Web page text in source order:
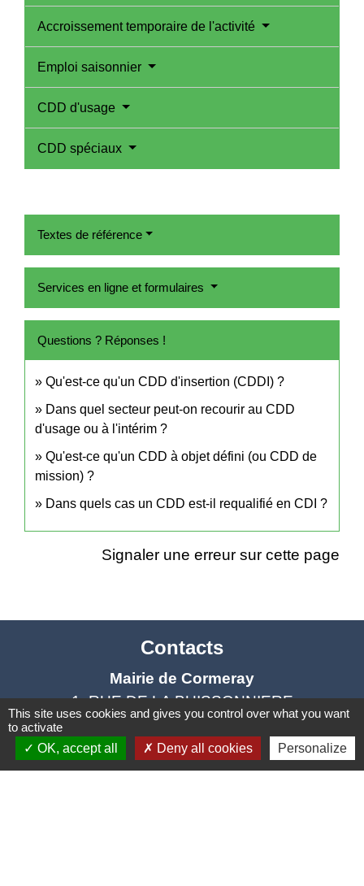
Accroissement temporaire de l'activité
Emploi saisonnier
CDD d'usage
CDD spéciaux
Textes de référence
Services en ligne et formulaires
Questions ? Réponses !
Qu'est-ce qu'un CDD d'insertion (CDDI) ?
Dans quel secteur peut-on recourir au CDD
d'usage ou à l'intérim ?
Qu'est-ce qu'un CDD à objet défini (ou CDD de
mission) ?
Dans quels cas un CDD est-il requalifié en CDI ?
Signaler une erreur sur cette page
Contacts
Mairie de Cormeray
1, RUE DE LA BUISSONNIERE
41120 Cormeray - FRANCE
+33 2 54 44 26 19
Contact par formulaire
This site uses cookies and gives you control over what you want
to activate
OK, accept all
Deny all cookies Personalize